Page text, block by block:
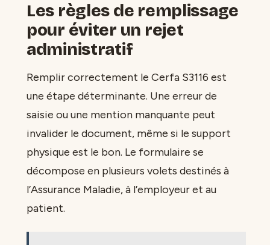
Les règles de remplissage
pour éviter un rejet
administratif
Remplir correctement le Cerfa S3116 est
une étape déterminante. Une erreur de
saisie ou une mention manquante peut
invalider le document, même si le support
physique est le bon. Le formulaire se
décompose en plusieurs volets destinés à
l’Assurance Maladie, à l’employeur et au
patient.